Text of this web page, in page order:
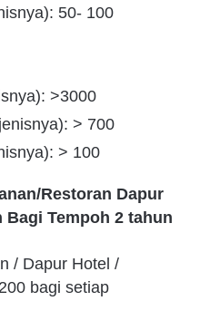
50- 100
>3000
> 700
> 100
Restoran Dapur
Bagi Tempoh 2 tahun
/ Dapur Hotel /
bagi setiap